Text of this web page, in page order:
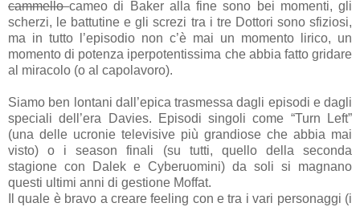
cammellocameo di Baker alla fine sono bei momenti, gli
scherzi, le battutine e gli screzi tra i tre Dottori sono sfiziosi,
ma in tutto l’episodio non c’è mai un momento lirico, un
momento di potenza iperpotentissima che abbia fatto gridare
al miracolo (o al capolavoro).
Siamo ben lontani dall’epica trasmessa dagli episodi e dagli
speciali dell’era Davies. Episodi singoli come “Turn Left”
(una delle ucronie televisive più grandiose che abbia mai
visto) o i season finali (su tutti, quello della seconda
stagione con Dalek e Cyberuomini) da soli si magnano
questi ultimi anni di gestione Moffat.
Il quale è bravo a creare feeling con e tra i vari personaggi (i